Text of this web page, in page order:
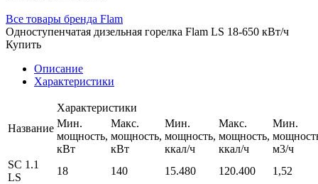
Все товары бренда Flam
Одноступенчатая дизельная горелка Flam LS 18-650 кВт/ч
Купить
Описание
Характеристики
Название
Характеристики
Мин.
мощность,
кВт
Макс.
мощность,
кВт
Мин.
мощность,
ккал/ч
Макс.
мощность,
ккал/ч
Мин.
м3/ч
SC 1.1
LS
18 140 15.480 120.400
1,52